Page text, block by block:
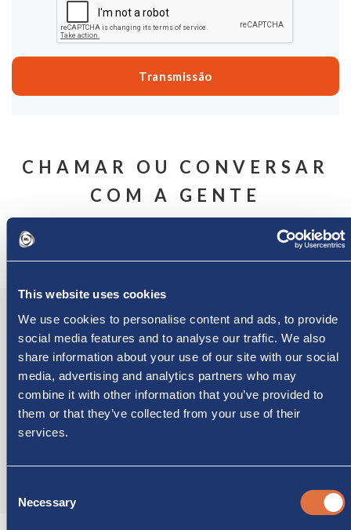
This website uses cookies
We use cookies to personalise content and ads, to provide
social media features and to analyse our traffic. We also
share information about your use of our site with our social
media, advertising and analytics partners who may
combine it with other information that you’ve provided to
them or that they’ve collected from your use of their
services.
Selection
Necessary
CHAMAR OU CONVERSAR
COM A GENTE
Tel. +39 0398951344